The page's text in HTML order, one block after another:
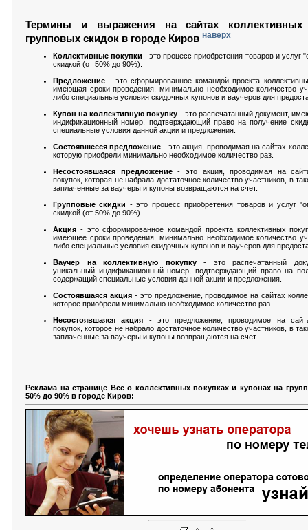
Термины и выражения на сайтах
групповых скидок в городе Киров наверх
Коллективные покупки - это процесс приобретения товаров и услуг
скидкой (от 50% до 90%).
Предложение - это сформированное командой проекта
имеющая сроки проведения, минимально необходимое количество
либо специальные условия скидочных купонов и ваучеров для
Купон на коллективную покупку - это распечатанный документ,
индификационный номер, подтверждающий право на получение
специальные условия данной акции и предложения.
Состоявшееся предложение - это акция, проводимая на сайтах
которую приобрели минимально необходимое количество раз.
Несостоявшаяся предложение- это акция, проводимая на
покупок, которая не набрала достаточное количество участников, в
заплаченные за ваучеры и купоны возвращаются на счет.
Групповые скидки - это процесс приобретения товаров и услуг
скидкой (от 50% до 90%).
Акция - это сформированное командой проекта коллективных
имеющее сроки проведения, минимально необходимое количество
либо специальные условия скидочных купонов и ваучеров для
Ваучер на коллективную покупку- это распечатанный
уникальный индификационный номер, подтверждающий право на
содержащий специальные условия данной акции и предложения.
Состоявшаяся акция- это предложение, проводимое на сайтах
которое приобрели минимально необходимое количество раз.
Несостоявшаяся акция - это предложение, проводимое на
покупок, которое не набрало достаточное количество участников, в
заплаченные за ваучеры и купоны возвращаются на счет.
Реклама на странице Все о коллективных покупках и купонах на
50% до 90% в городе Киров: